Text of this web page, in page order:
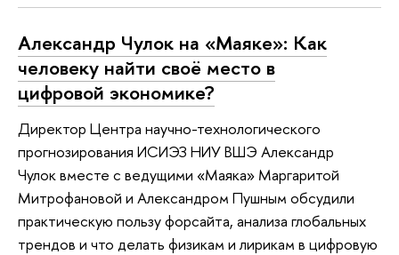
Александр Чулок на «Маяке»: Как
человеку найти своё место в
цифровой экономике?
Директор Центра научно-технологического
прогнозирования ИСИЭЗ НИУ ВШЭ Александр
Чулок вместе с ведущими «Маяка» Маргаритой
Митрофановой и Александром Пушным обсудили
практическую пользу форсайта, анализа глобальных
трендов и что делать физикам и лирикам в цифровую